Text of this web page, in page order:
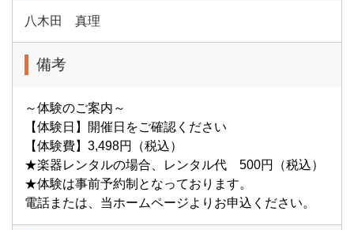
八木田 真理
備考
～体験のご案内～
【体験日】開催日をご確認ください
【体験費】3,498円（税込）
★楽器レンタルの場合、レンタル代 500円（税込）
★体験は事前予約制となっております。
電話または、当ホームページよりお申込ください。